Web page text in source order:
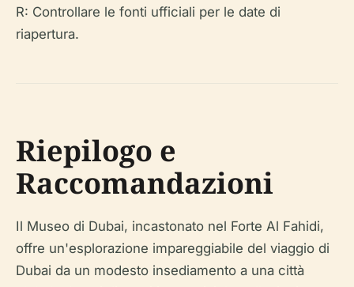
R: Controllare le fonti ufficiali per le date di
riapertura.
Riepilogo e
Raccomandazioni
Il Museo di Dubai, incastonato nel Forte Al Fahidi,
offre un'esplorazione impareggiabile del viaggio di
Dubai da un modesto insediamento a una città